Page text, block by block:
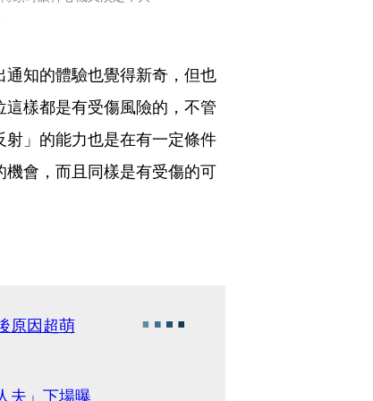
知的體驗也覺得新奇，但也
樣都是有受傷風險的，不管
」的能力也是在有一定條件
會，而且同樣是有受傷的可
原因超萌
夫」下場曝